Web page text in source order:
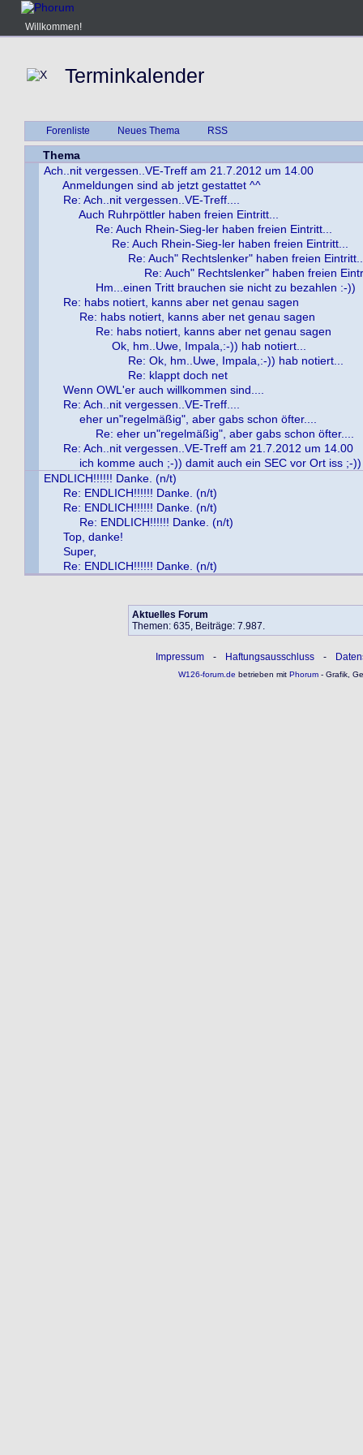
Willkommen!
Terminkalender
Forenliste Neues Thema RSS
Thema
Ach..nit vergessen..VE-Treff am 21.7.2012 um 14.00
Anmeldungen sind ab jetzt gestattet ^^
Re: Ach..nit vergessen..VE-Treff....
Auch Ruhrpöttler haben freien Eintritt...
Re: Auch Rhein-Sieg-ler haben freien Eintritt...
Re: Auch Rhein-Sieg-ler haben freien Eintritt...
Re: Auch" Rechtslenker" haben freien
Re: Auch" Rechtslenker" haben freien
Hm...einen Tritt brauchen sie nicht zu bezahlen :-))
Re: habs notiert, kanns aber net genau sagen
Re: habs notiert, kanns aber net genau sagen
Re: habs notiert, kanns aber net genau sagen
Ok, hm..Uwe, Impala,:-)) hab notiert...
Re: Ok, hm..Uwe, Impala,:-)) hab notiert...
Re: klappt doch net
Wenn OWL'er auch willkommen sind....
Re: Ach..nit vergessen..VE-Treff....
eher un"regelmäßig", aber gabs schon öfter....
Re: eher un"regelmäßig", aber gabs schon öfter....
Re: Ach..nit vergessen..VE-Treff am 21.7.2012 um 14.00
ich komme auch ;-)) damit auch ein SEC vor Ort iss ;-))
ENDLICH!!!!!! Danke. (n/t)
Re: ENDLICH!!!!!! Danke. (n/t)
Re: ENDLICH!!!!!! Danke. (n/t)
Re: ENDLICH!!!!!! Danke. (n/t)
Top, danke!
Super,
Re: ENDLICH!!!!!! Danke. (n/t)
Aktuelles Forum
Themen: 635, Beiträge: 7.987.
Impressum - Haftungsausschluss -
W126-forum.de betrieben mitPhorum- Grafik,